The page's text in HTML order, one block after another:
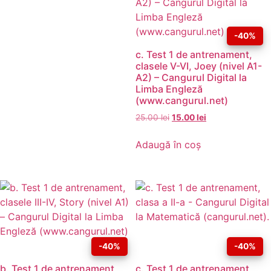
-40%
c. Test 1 de antrenament,
clasele V-VI, Joey (nivel A1-
A2) – Cangurul Digital la
Limba Engleză
(www.cangurul.net)
25.00lei 15.00lei
Adaugă în coș
-40% -40%